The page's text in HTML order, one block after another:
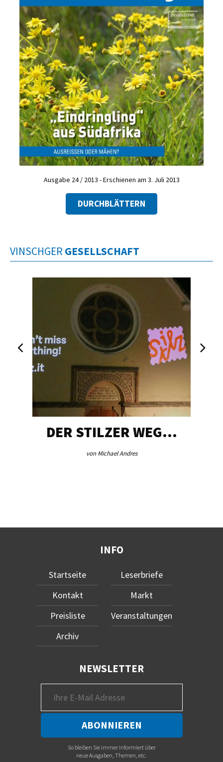
Ausgabe 24 / 2013 - Erschienen am 3. Juli 2013
DURCHBLÄTTERN
VINSCHGER GESELLSCHAFT
DER STILZER WEG…
von Michael Andres
INFO
Startseite
Kontakt
Preisliste
Archiv
Leserbriefe
Markt
Veranstaltungen
NEWSLETTER
So bleiben Sie immer informiert über
neue Ausgaben, Themen, etc.